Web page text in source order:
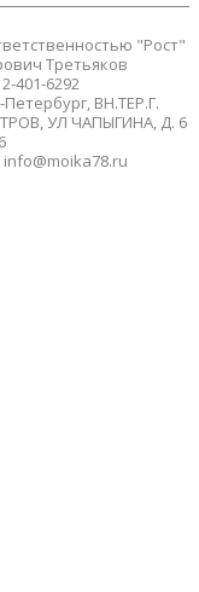
"Рост"
Третьяков
401-6292
ВН.ТЕР.Г.
УЛ ЧАПЫГИНА, Д. 6